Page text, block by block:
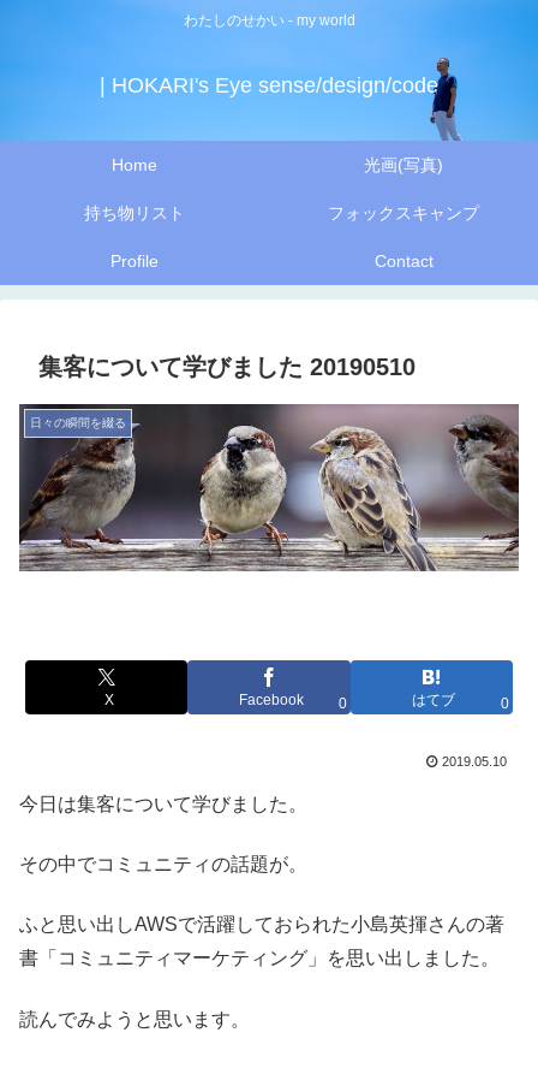
わたしのせかい - my world
| HOKARI's Eye sense/design/code
Home 光画(写真)
持ち物リスト フォックスキャンプ
Profile Contact
集客について学びました 20190510
日々の瞬間を綴る
X Facebook 0 はてブ 0
2019.05.10
今日は集客について学びました。
その中でコミュニティの話題が。
ふと思い出しAWSで活躍しておられた小島英揮さんの著
書「コミュニティマーケティング」を思い出しました。
読んでみようと思います。